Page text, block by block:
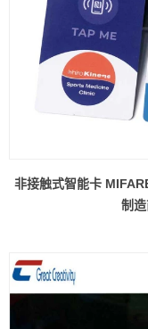
非接触式智能卡
制